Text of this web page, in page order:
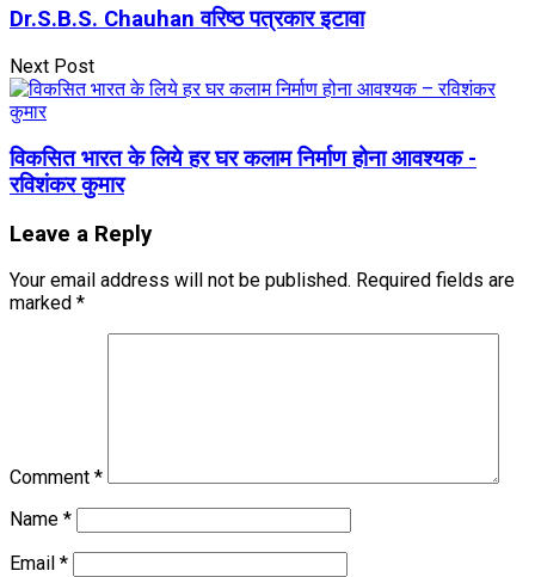
Dr.S.B.S. Chauhan वरिष्ठ पत्रकार इटावा
Next Post
विकसित भारत के लिये हर घर कलाम निर्माण होना आवश्यक -
रविशंकर कुमार
Leave a Reply
Your email address will not be published. Required fields are
marked *
Comment *
Name *
Email *